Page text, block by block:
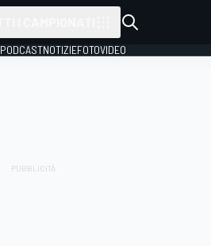
PODCASTNOTIZIEFOTOVIDEO